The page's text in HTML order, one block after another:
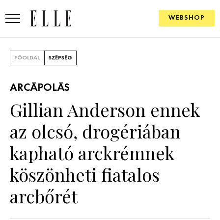
WEBSHOP
SZÉPSÉG
PSZICHÉ
ÉLETMÓD
FŐOLDAL SZÉPSÉG
ARCÁPOLÁS
Gillian Anderson ennek
az olcsó, drogériában
kapható arckrémnek
köszönheti fiatalos
arcbőrét